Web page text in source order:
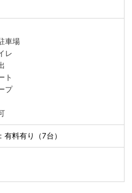
車場
レ
ト
プ
料有り（7台）